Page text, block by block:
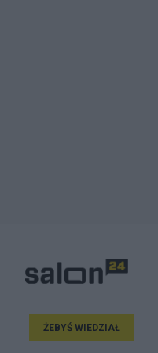
ŻEBYŚ WIEDZIAŁ